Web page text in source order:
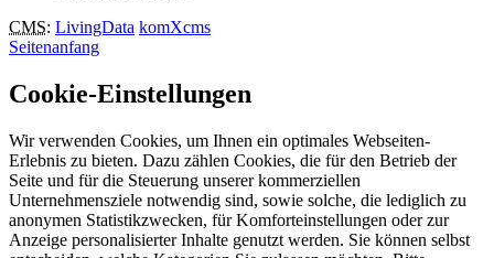
CMS: LivingData komXcms
Seitenanfang
Cookie-Einstellungen
Wir verwenden Cookies, um Ihnen ein optimales Webseiten-
Erlebnis zu bieten. Dazu zählen Cookies, die für den Betrieb der
Seite und für die Steuerung unserer kommerziellen
Unternehmensziele notwendig sind, sowie solche, die lediglich zu
anonymen Statistikzwecken, für Komforteinstellungen oder zur
Anzeige personalisierter Inhalte genutzt werden. Sie können selbst